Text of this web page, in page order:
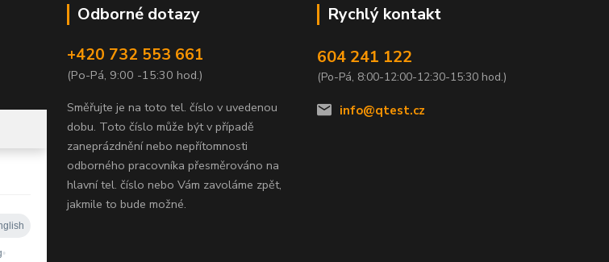
Odborné dotazy
+420 732 553 661
(Po-Pá, 9:00 -15:30 hod.)
Směřujte je na toto tel. číslo v uvedenou
dobu. Toto číslo může být v případě
zaneprázdnění nebo nepřítomnosti
odborného pracovníka přesměrováno na
hlavní tel. číslo nebo Vám zavoláme zpět,
jakmile to bude možné.
Rychlý kontakt
604 241 122
(Po-Pá, 8:00-12:00-12:30-15:30 hod.)
info@qtest.cz